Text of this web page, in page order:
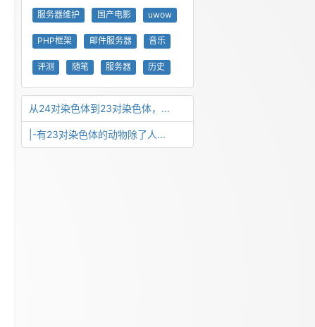
服务器维护 国产电影 uwow
PHP框架 邮件服务器 音乐
评测 随笔 服务器 历史
从24对染色体到23对染色体，...
|-有23对染色体的动物除了人...